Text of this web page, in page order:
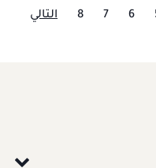
6
7
8 التالي